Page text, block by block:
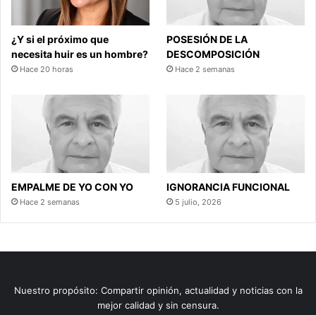
¿Y si el próximo que
necesita huir es un hombre?
Hace 20 horas
POSESIÓN DE LA
DESCOMPOSICIÓN
Hace 2 semanas
EMPALME DE YO CON YO
Hace 2 semanas
IGNORANCIA FUNCIONAL
5 julio, 2026
Nuestro propósito: Compartir opinión, actualidad y noticias con la
mejor calidad y sin censura.